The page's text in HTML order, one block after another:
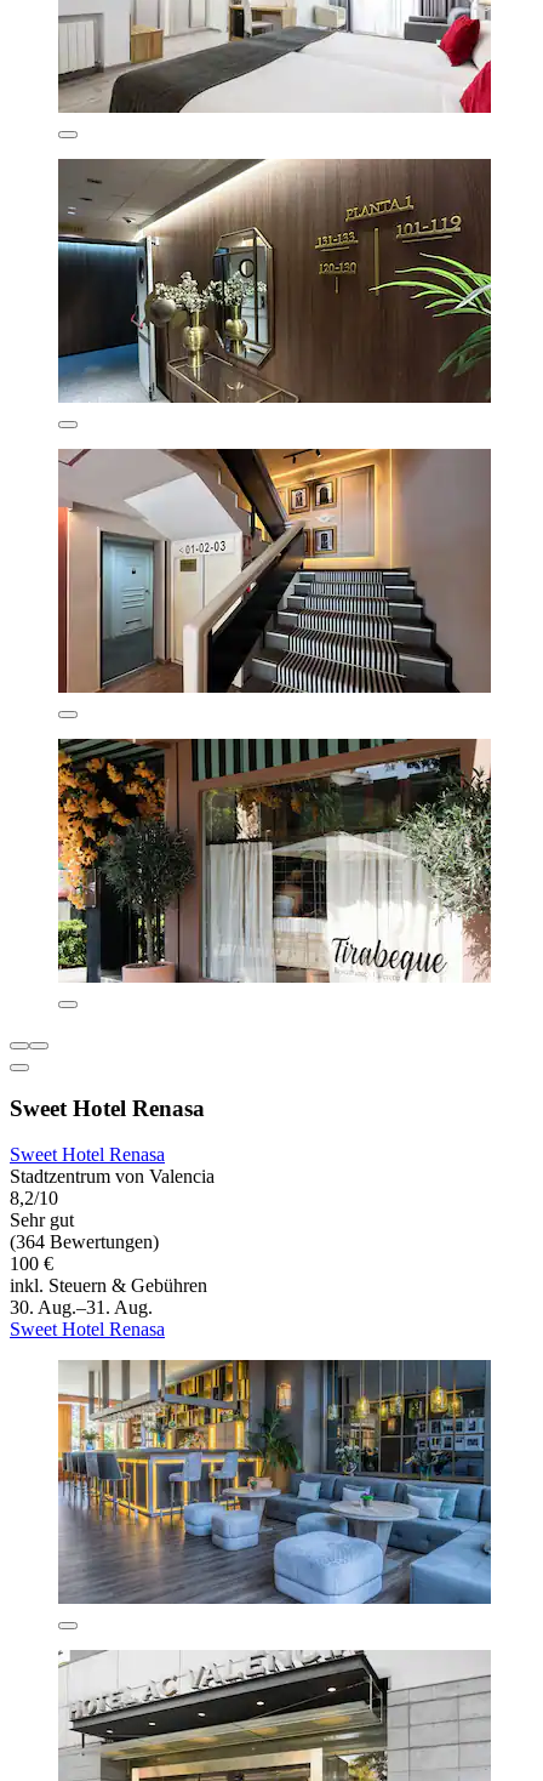
Sweet Hotel Renasa
Sweet Hotel Renasa
Stadtzentrum von Valencia
8,2/10
Sehr gut
(364 Bewertungen)
100 €
inkl. Steuern & Gebühren
30. Aug.–31. Aug.
Sweet Hotel Renasa